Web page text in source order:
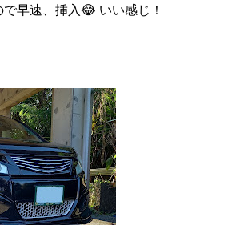
早速、挿入😂 いい感じ！